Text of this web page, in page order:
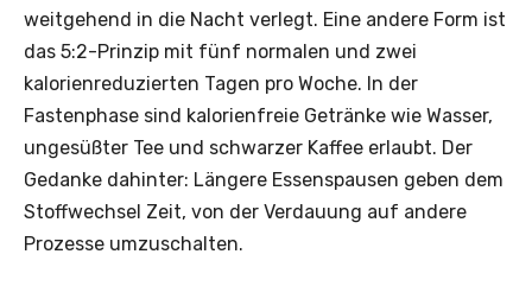
weitgehend in die Nacht verlegt. Eine andere Form ist
das 5:2-Prinzip mit fünf normalen und zwei
kalorienreduzierten Tagen pro Woche. In der
Fastenphase sind kalorienfreie Getränke wie Wasser,
ungesüßter Tee und schwarzer Kaffee erlaubt. Der
Gedanke dahinter: Längere Essenspausen geben dem
Stoffwechsel Zeit, von der Verdauung auf andere
Prozesse umzuschalten.